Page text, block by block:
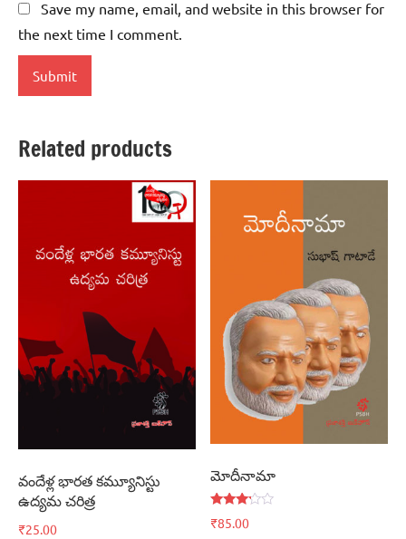
Save my name, email, and website in this browser for
the next time I comment.
Related products
వందేళ్ల భారత కమ్యూనిస్టు
ఉద్యమ చరిత్ర
₹25.00
మోదీనామా
Rated
3.00
₹85.00